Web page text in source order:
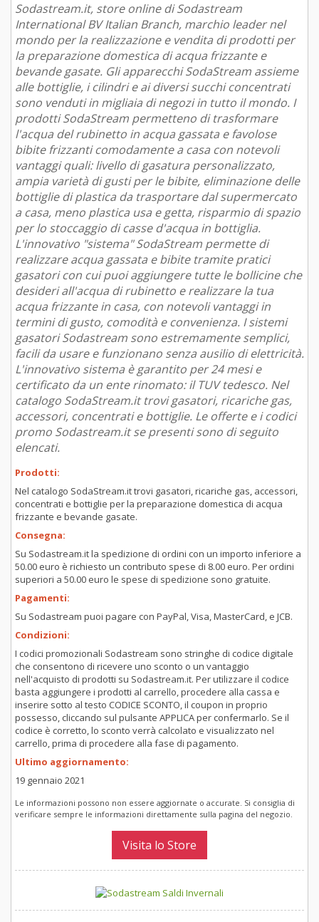
Sodastream.it, store online di Sodastream
International BV Italian Branch, marchio leader nel
mondo per la realizzazione e vendita di prodotti per
la preparazione domestica di acqua frizzante e
bevande gasate. Gli apparecchi SodaStream assieme
alle bottiglie, i cilindri e ai diversi succhi concentrati
sono venduti in migliaia di negozi in tutto il mondo. I
prodotti SodaStream permetteno di trasformare
l'acqua del rubinetto in acqua gassata e favolose
bibite frizzanti comodamente a casa con notevoli
vantaggi quali: livello di gasatura personalizzato,
ampia varietà di gusti per le bibite, eliminazione delle
bottiglie di plastica da trasportare dal supermercato
a casa, meno plastica usa e getta, risparmio di spazio
per lo stoccaggio di casse d'acqua in bottiglia.
L'innovativo "sistema" SodaStream permette di
realizzare acqua gassata e bibite tramite pratici
gasatori con cui puoi aggiungere tutte le bollicine che
desideri all'acqua di rubinetto e realizzare la tua
acqua frizzante in casa, con notevoli vantaggi in
termini di gusto, comodità e convenienza. I sistemi
gasatori Sodastream sono estremamente semplici,
facili da usare e funzionano senza ausilio di elettricità.
L'innovativo sistema è garantito per 24 mesi e
certificato da un ente rinomato: il TUV tedesco. Nel
catalogo SodaStream.it trovi gasatori, ricariche gas,
accessori, concentrati e bottiglie. Le offerte e i codici
promo Sodastream.it se presenti sono di seguito
elencati.
Prodotti:
Nel catalogo SodaStream.it trovi gasatori, ricariche gas, accessori,
concentrati e bottiglie per la preparazione domestica di acqua
frizzante e bevande gasate.
Consegna:
Su Sodastream.it la spedizione di ordini con un importo inferiore a
50.00 euro è richiesto un contributo spese di 8.00 euro. Per ordini
superiori a 50.00 euro le spese di spedizione sono gratuite.
Pagamenti:
Su Sodastream puoi pagare con PayPal, Visa, MasterCard, e JCB.
Condizioni:
I codici promozionali Sodastream sono stringhe di codice digitale
che consentono di ricevere uno sconto o un vantaggio
nell'acquisto di prodotti su Sodastream.it. Per utilizzare il codice
basta aggiungere i prodotti al carrello, procedere alla cassa e
inserire sotto al testo CODICE SCONTO, il coupon in proprio
possesso, cliccando sul pulsante APPLICA per confermarlo. Se il
codice è corretto, lo sconto verrà calcolato e visualizzato nel
carrello, prima di procedere alla fase di pagamento.
Ultimo aggiornamento:
19 gennaio 2021
Le informazioni possono non essere aggiornate o accurate. Si consiglia di
verificare sempre le informazioni direttamente sulla pagina del negozio.
Visita lo Store